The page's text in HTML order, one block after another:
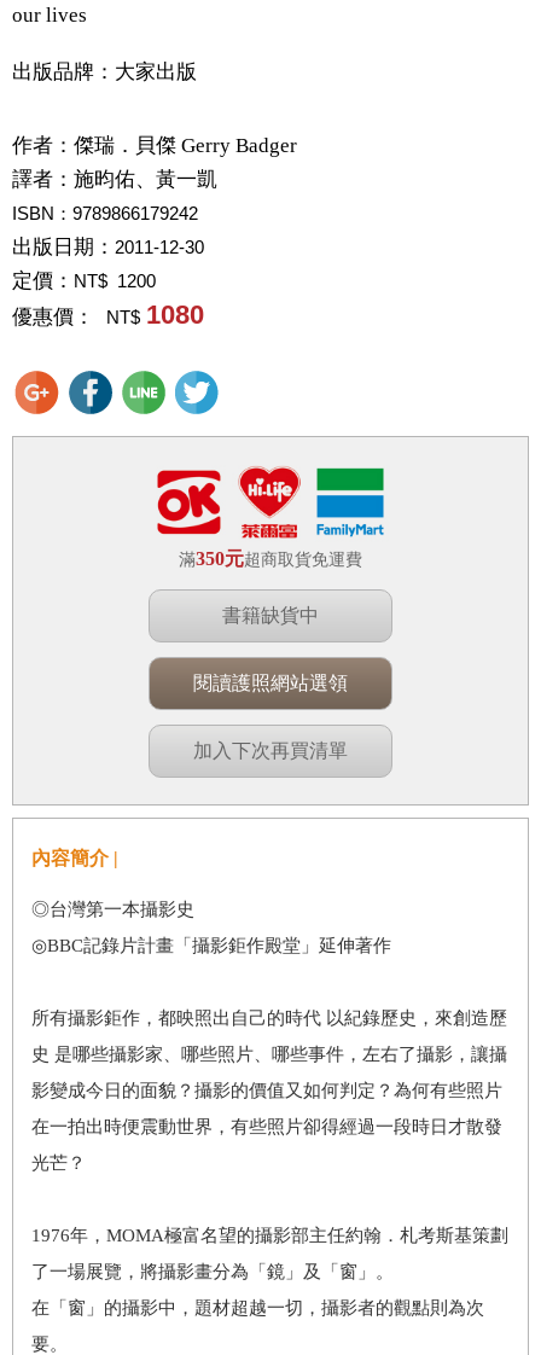
our lives
出版品牌：大家出版
作者： 傑瑞．貝傑 Gerry Badger
譯者： 施昀佑、黃一凱
ISBN：9789866179242
出版日期： 2011-12-30
定價： NT$ 1200
優惠價： NT$ 1080
滿350元超商取貨免運費
書籍缺貨中
閱讀護照網站選領
加入下次再買清單
內容簡介 |
◎台灣第一本攝影史
◎BBC記錄片計畫「攝影鉅作殿堂」延伸著作
所有攝影鉅作，都映照出自己的時代 以紀錄歷史，來創造歷
史 是哪些攝影家、哪些照片、哪些事件，左右了攝影，讓攝
影變成今日的面貌？攝影的價值又如何判定？為何有些照片
在一拍出時便震動世界，有些照片卻得經過一段時日才散發
光芒？
1976年，MOMA極富名望的攝影部主任約翰．札考斯基策劃
了一場展覽，將攝影畫分為「鏡」及「窗」。
在「窗」的攝影中，題材超越一切，攝影者的觀點則為次
要。